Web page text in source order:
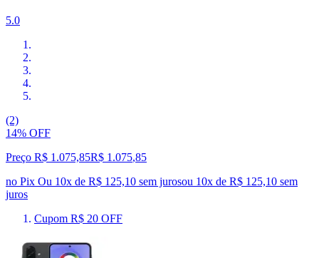
5.0
(2)
14% OFF
Preço R$ 1.075,85R$ 1.075,85
no Pix Ou 10x de R$ 125,10 sem jurosou 10x de R$ 125,10 sem
juros
Cupom R$ 20 OFF